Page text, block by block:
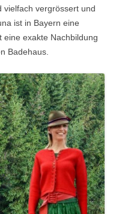
vielfach vergrössert und
ist in Bayern eine
eine exakte Nachbildung
Badehaus.